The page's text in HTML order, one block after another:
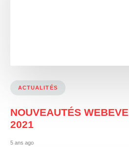
ACTUALITÉS
NOUVEAUTÉS
2021
5 ans ago